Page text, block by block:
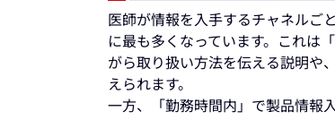
医師が情報を入手するチャネルご
に最も多くなっています。これは
がら取り扱い方法を伝える説明や
えられます。
一方、「勤務時間内」で製品情報